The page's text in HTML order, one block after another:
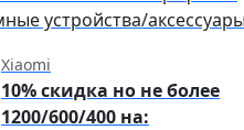
Xiaomi
10% скидка но не более
1200/600/400 на: